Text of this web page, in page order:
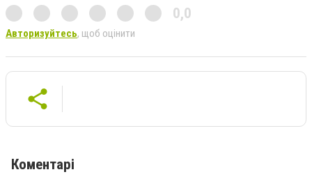
0,0
Авторизуйтесь, щоб оцінити
Коментарі